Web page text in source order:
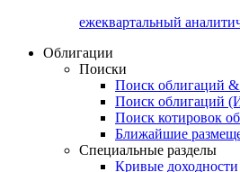
ежеквартальный
Облигации
Поиски
Поиск облигаций
Поиск облигаций
Поиск котировок
Ближайшие
Специальные разделы
Кривые доходности